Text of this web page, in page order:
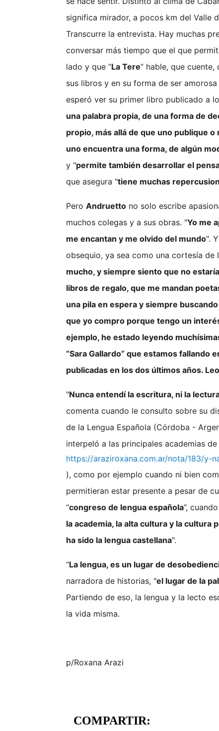
significa mirador, a pocos km del Valle
Transcurre la entrevista. Hay muchas
conversar más tiempo que el que
lado y que “La Tere” hable, que
sus libros y en su forma de ser
esperó ver su primer libro publicado a
una palabra propia, de una forma de
propio, más allá de que uno publique
uno encuentra una forma, de algún
y "permite también desarrollar el
que asegura "tiene muchas
Pero Andruetto no solo escribe
muchos colegas y a sus obras. "Yo me
me encantan y me olvido del mundo".
obsequio, ya sea como una cortesía
mucho, y siempre siento que no
libros de regalo, que me mandan
una pila en espera y siempre
que yo compro porque tengo un
ejemplo, he estado leyendo
“Sara Gallardo” que estamos fallando
publicadas en los dos últimos años.
"Nunca entendí la escritura, ni la
comenta cuando le consulto sobre su
de la Lengua Española (Córdoba -
interpeló a las principales academias
https://araziroxana.com.ar/nota/183/y-
), como por ejemplo cuando ni bien
permitieran estar presente a pesar de
“congreso de lengua española”,
la academia, la alta cultura y la cultura
ha sido la lengua castellana".
“La lengua, es un lugar de
narradora de historias, "el lugar de la
Partiendo de eso, la lengua y la lecto
la vida misma.
p/Roxana Arazi
COMPARTIR: